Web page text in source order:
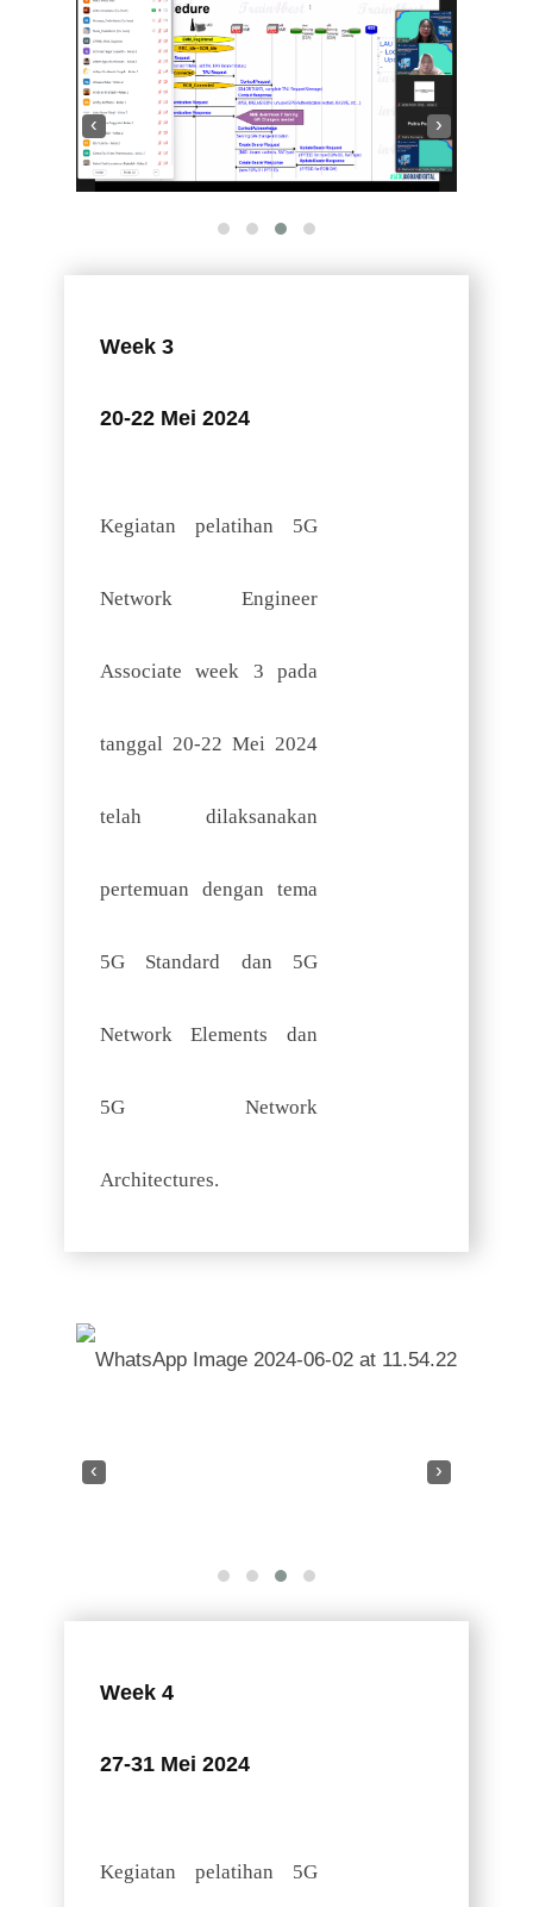
‹ ›
Week 3
20-22 Mei 2024
Kegiatan pelatihan 5G
Network Engineer
Associate week 3 pada
tanggal 20-22 Mei 2024
telah dilaksanakan
pertemuan dengan tema
5G Standard dan 5G
Network Elements dan
5G Network
Architectures.
‹ ›
Week 4
27-31 Mei 2024
Kegiatan pelatihan 5G